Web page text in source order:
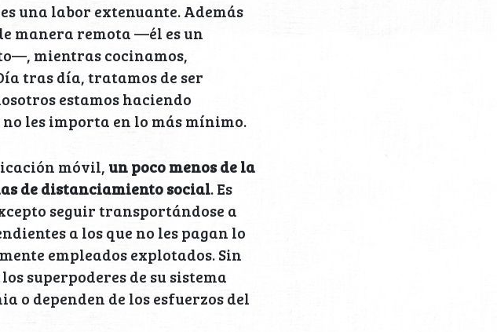
una labor extenuante. Además
manera remota —él es un
mientras cocinamos,
tras día, tratamos de ser
estamos haciendo
les importa en lo más mínimo.
móvil, un poco menos de la
de distanciamiento social. Es
seguir transportándose a
a los que no les pagan lo
empleados explotados. Sin
superpoderes de su sistema
o dependen de los esfuerzos del